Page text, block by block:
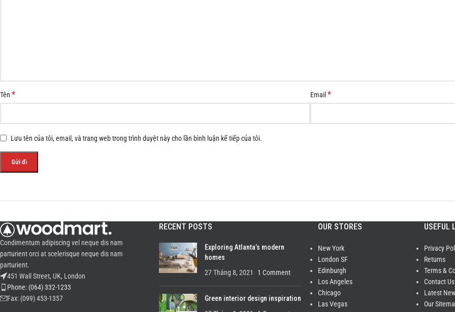
Tên * Email *
Lưu tên của tôi, email, và trang web trong trình duyệt này cho lần bình luận kế tiếp của tôi.
Condimentum adipiscing vel neque dis nam
parturient orci at scelerisque neque dis nam
parturient.
451 Wall Street, UK, London
Phone: (064) 332-1233
Fax: (099) 453-1357
RECENT POSTS
Exploring Atlanta’s modern
homes
27 Tháng 8, 2021
1 Comment
Green interior design inspiration
OUR STORES
New York
London SF
Edinburgh
Los Angeles
Chicago
Las Vegas
USEFUL
Privacy
Returns
Terms &
Contact Us
Latest
Our